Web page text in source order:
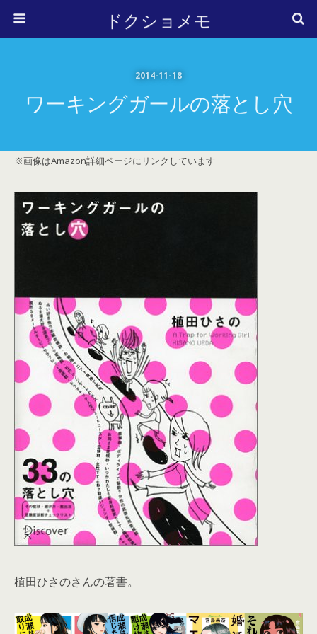
ドクショメモ
2014-11-18
ワーキングガールの落とし穴
※画像はAmazon詳細ページにリンクしています
植田ひさのさんの著書。